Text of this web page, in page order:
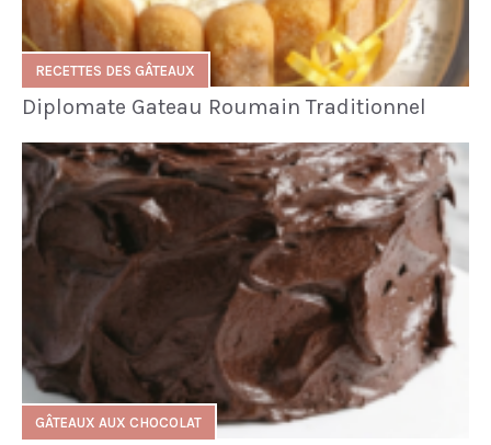
RECETTES DES GÂTEAUX
Diplomate Gateau Roumain Traditionnel
GÂTEAUX AUX CHOCOLAT